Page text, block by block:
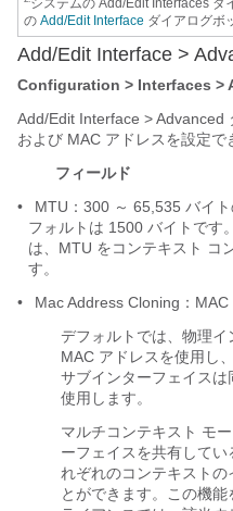
システムの Add/Edit Interfaces ダ
の Add/Edit Interface ダイアログボ
Add/Edit Interface >
Configuration > Interfaces >
Add/Edit Interface > Advanced
および MAC アドレスを設定で
フィールド
•
MTU：300 ～ 65,535 バイ
フォルトは 1500 バイトです
は、MTU をコンテキスト コ
す。
•
Mac Address Cloning：MAC
デフォルトでは、物理
MAC アドレスを使用し
サブインターフェイス
使用します。
マルチコンテキスト モ
ーフェイスを共有して
れぞれのコンテキストの
とができます。この機